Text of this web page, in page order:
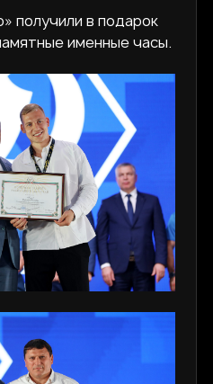
получили в подарок
именные часы.